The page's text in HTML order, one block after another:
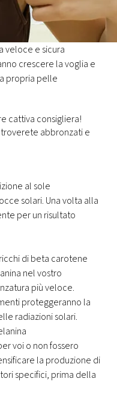
veloce e sicura
crescere la voglia e
propria pelle
cattiva consigliera!
abbronzati e
al sole
solari. Una volta alla
per un risultato
di beta carotene
nel vostro
più veloce.
proteggeranno la
radiazioni solari.
voi o non fossero
la produzione di
specifici, prima della